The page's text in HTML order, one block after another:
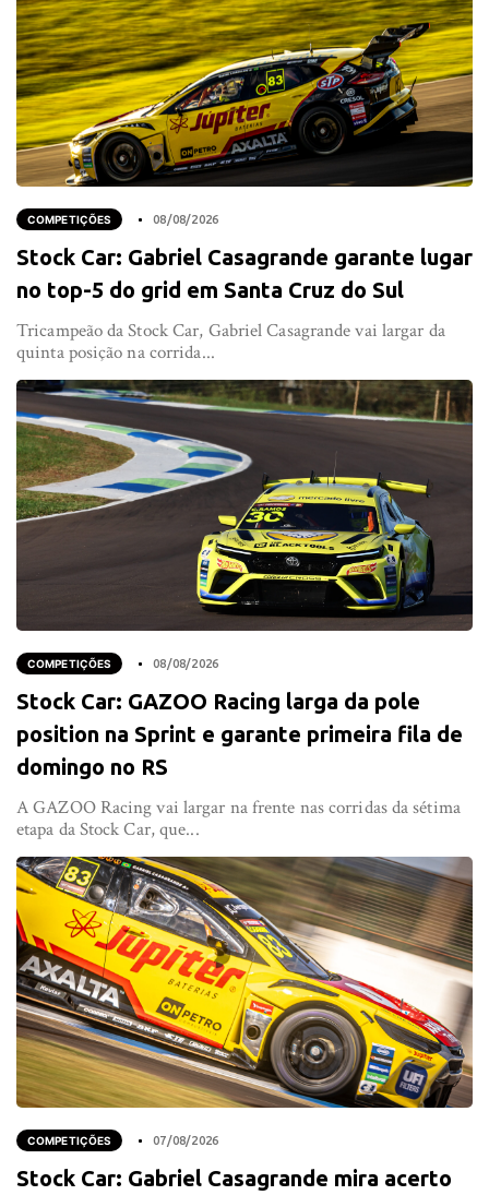
COMPETIÇÕES 08/08/2026
Stock Car: Gabriel Casagrande garante lugar
no top-5 do grid em Santa Cruz do Sul
Tricampeão da Stock Car, Gabriel Casagrande vai largar da
quinta posição na corrida...
COMPETIÇÕES 08/08/2026
Stock Car: GAZOO Racing larga da pole
position na Sprint e garante primeira fila de
domingo no RS
A GAZOO Racing vai largar na frente nas corridas da sétima
etapa da Stock Car, que...
COMPETIÇÕES 07/08/2026
Stock Car: Gabriel Casagrande mira acerto